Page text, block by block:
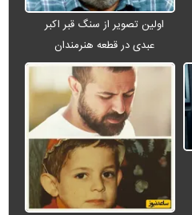
اولین تصویر از سنگ قبر اکبر
عبدی در قطعه هنرمندان